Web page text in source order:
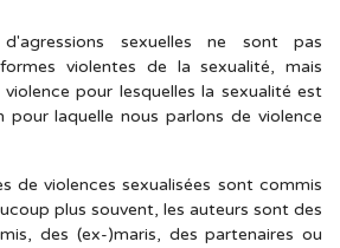
sexuelles ne sont pas
violentes de la sexualité, mais
pour lesquelles la sexualité est
pour laquelle nous parlons de violence
de violences sexualisées sont commis
plus souvent, les auteurs sont des
des (ex-)maris, des partenaires ou